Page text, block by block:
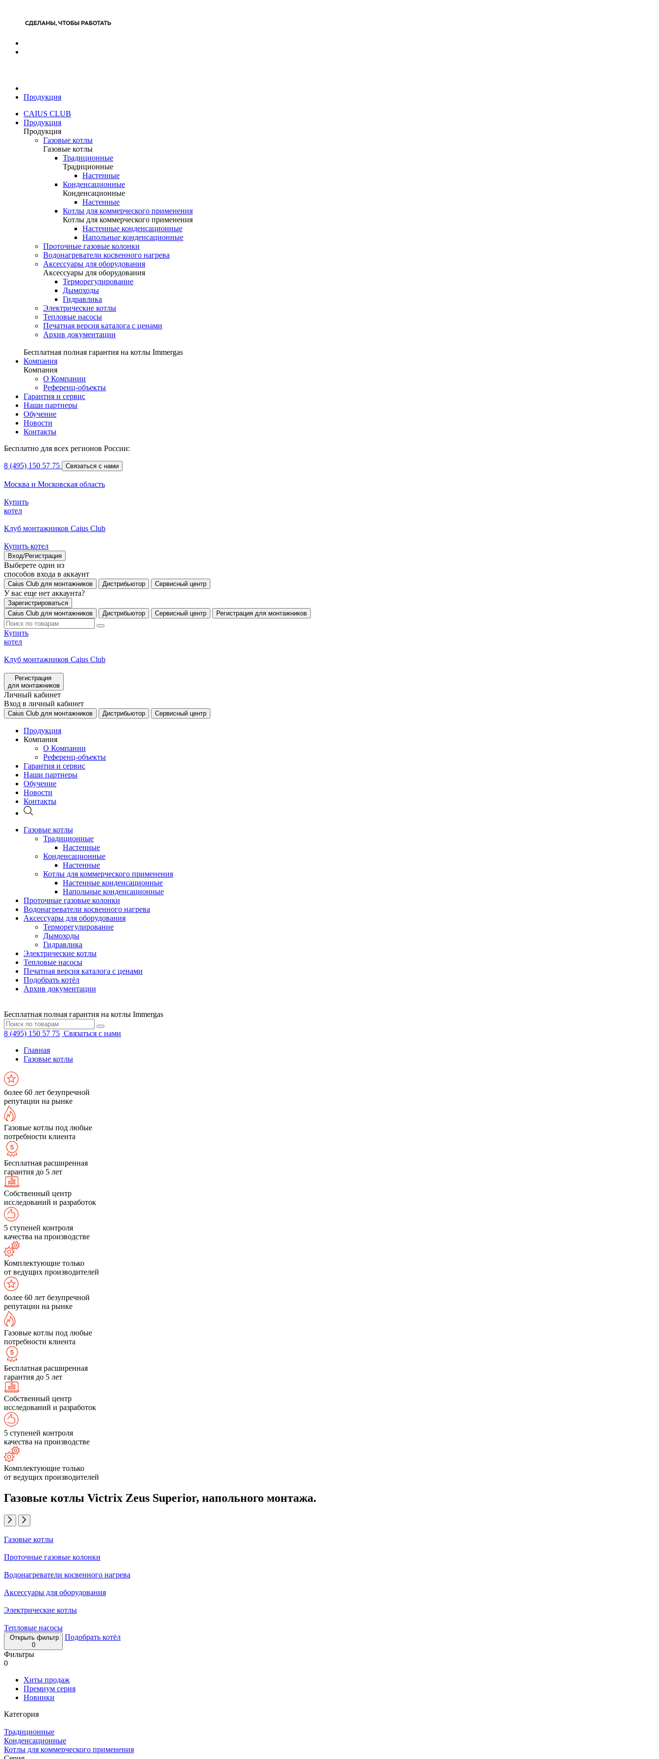
Продукция
CAIUS CLUB
Продукция
Продукция
Газовые котлы
Газовые котлы
Традиционные
Традиционные
Настенные
Конденсационные
Конденсационные
Настенные
Котлы для коммерческого применения
Котлы для коммерческого применения
Настенные конденсационные
Напольные конденсационные
Проточные газовые колонки
Водонагреватели косвенного нагрева
Аксессуары для оборудования
Аксессуары для оборудования
Терморегулирование
Дымоходы
Гидравлика
Электрические котлы
Тепловые насосы
Печатная версия каталога с ценами
Архив документации
Бесплатная полная гарантия на котлы Immergas
Компания
Компания
О Компании
Референц-объекты
Гарантия и сервис
Наши партнеры
Обучение
Новости
Контакты
Бесплатно для всех регионов России:
8 (495) 150 57 75 Связаться с нами
Москва и Московская область
Купить
котел
Клуб монтажников Caius Club
Купить котел
Вход/Регистрация
Выберете один из
способов входа в аккаунт
Caius Club для монтажников Дистрибьютор Сервисный центр
У вас еще нет аккаунта?
Зарегистрироваться
Caius Club для монтажников
Дистрибьютор Сервисный центр Регистрация для монтажников
Купить
котел
Клуб монтажников Caius Club
Регистрация
для монтажников
Личный кабинет
Вход в личный кабинет
Caius Club для монтажников Дистрибьютор Сервисный центр
Продукция
Компания
О Компании
Референц-объекты
Гарантия и сервис
Наши партнеры
Обучение
Новости
Контакты
Газовые котлы
Традиционные
Настенные
Конденсационные
Настенные
Котлы для коммерческого применения
Настенные конденсационные
Напольные конденсационные
Проточные газовые колонки
Водонагреватели косвенного нагрева
Аксессуары для оборудования
Терморегулирование
Дымоходы
Гидравлика
Электрические котлы
Тепловые насосы
Печатная версия каталога с ценами
Подобрать котёл
Архив документации
Бесплатная полная гарантия на котлы Immergas
8 (495) 150 57 75 Связаться с нами
Главная
Газовые котлы
более 60 лет безупречной
репутации на рынке
Газовые котлы под любые
потребности клиента
Бесплатная расширенная
гарантия до 5 лет
Собственный центр
исследований и разработок
5 ступеней контроля
качества на производстве
Комплектующие только
от ведущих производителей
более 60 лет безупречной
репутации на рынке
Газовые котлы под любые
потребности клиента
Бесплатная расширенная
гарантия до 5 лет
Собственный центр
исследований и разработок
5 ступеней контроля
качества на производстве
Комплектующие только
от ведущих производителей
Газовые котлы Victrix Zeus Superior, напольного монтажа.
Газовые котлы
Проточные газовые колонки
Водонагреватели косвенного нагрева
Аксессуары для оборудования
Электрические котлы
Тепловые насосы
Открыть фильтр
0
Подобрать котёл
Фильтры
0
Хиты продаж
Премиум серия
Новинки
Категория
Традиционные
Конденсационные
Котлы для коммерческого применения